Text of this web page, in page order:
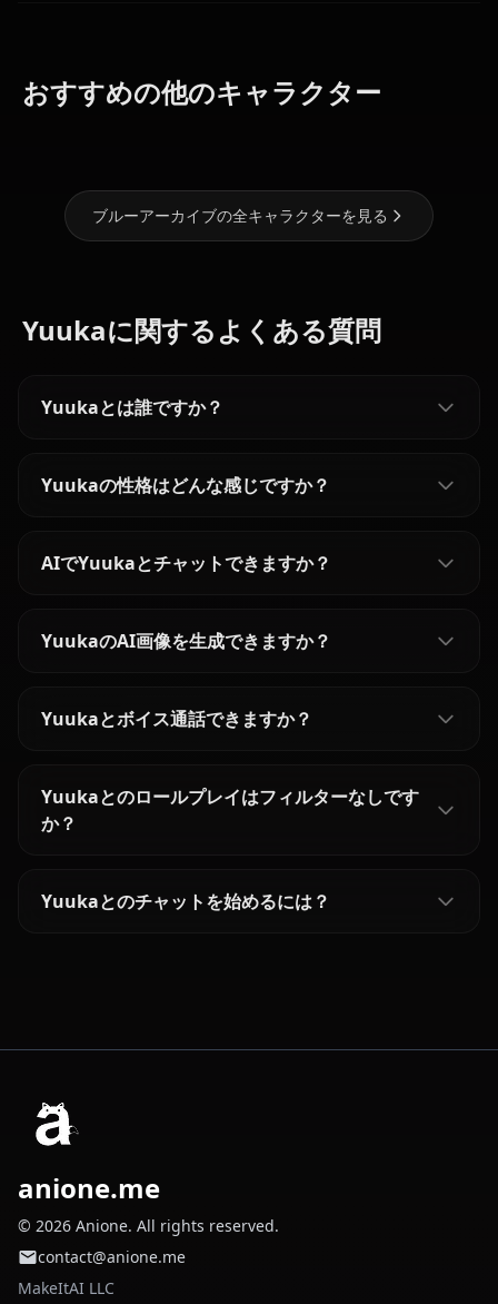
おすすめの他のキャラクター
小鳥遊ホシノ
ブルーアーカイブの全キャラクターを見る
Yuukaに関するよくある質問
Yuukaとは誰ですか？
Yuukaの性格はどんな感じですか？
AIでYuukaとチャットできますか？
YuukaのAI画像を生成できますか？
Yuukaとボイス通話できますか？
Yuukaとのロールプレイはフィルターなしです
か？
Yuukaとのチャットを始めるには？
anione.me
© 2026 Anione. All rights reserved.
contact@anione.me
MakeItAI LLC